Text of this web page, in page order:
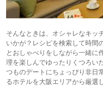
そんなときは、オシャレなキッ
いかが？レシピを検索して時間
とおしゃべりをしながら一緒に
理を楽しんでゆったりくつろい
つものデートにちょっぴり非日
るホテルを大阪エリアから厳選